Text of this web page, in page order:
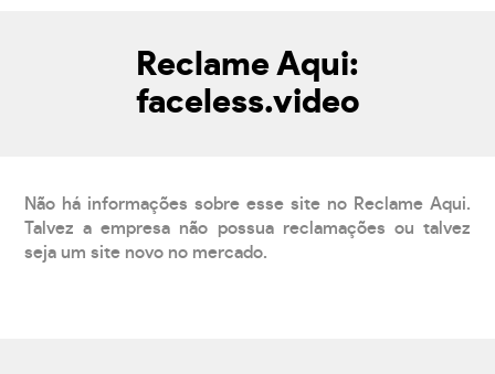
Reclame Aqui:
faceless.video
Não há informações sobre esse site no Reclame Aqui.
Talvez a empresa não possua reclamações ou talvez
seja um site novo no mercado.